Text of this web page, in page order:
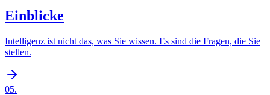
Einblicke
Intelligenz ist nicht das, was Sie wissen. Es sind die Fragen, die Sie
stellen.
05.